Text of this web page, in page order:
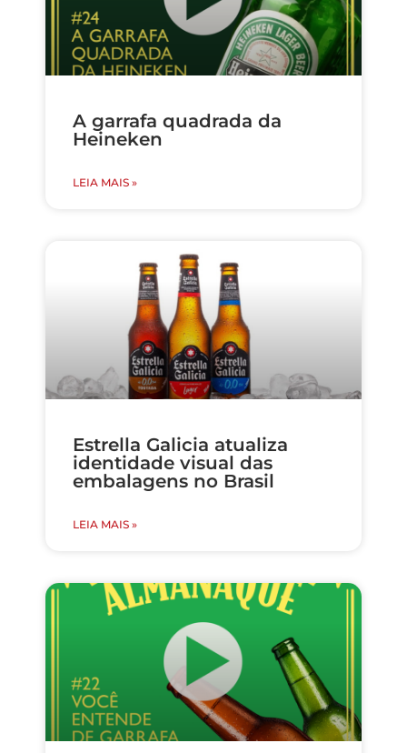
A garrafa quadrada da
Heineken
LEIA MAIS »
Estrella Galicia atualiza
identidade visual das
embalagens no Brasil
LEIA MAIS »